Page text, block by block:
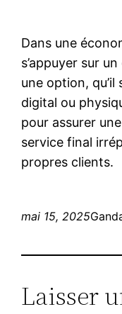
Dans une
s’appuyer sur
une option,
digital ou
pour assurer
service final
propres clients.
mai 15, 2025
Laisser